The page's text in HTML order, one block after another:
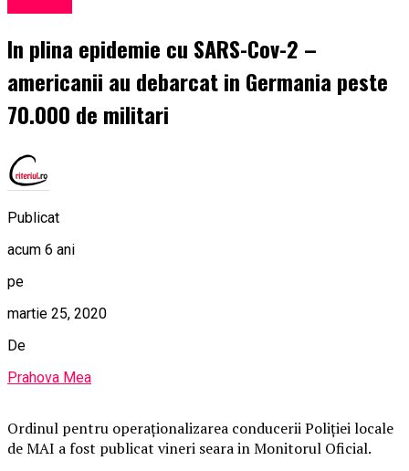
In plina epidemie cu SARS-Cov-2 –
americanii au debarcat in Germania peste
70.000 de militari
Publicat
acum 6 ani
pe
martie 25, 2020
De
Prahova Mea
Ordinul pentru operaționalizarea conducerii Poliției locale
de MAI a fost publicat vineri seara in Monitorul Oficial.